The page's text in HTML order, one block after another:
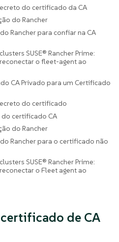
do certificado da CA
do Rancher
Rancher para confiar na CA
SUSE® Rancher Prime:
o fleet-agent ao
CA Privado para um Certificado
do certificado
certificado CA
do Rancher
Rancher para o certificado não
SUSE® Rancher Prime:
o Fleet agent ao
de CA